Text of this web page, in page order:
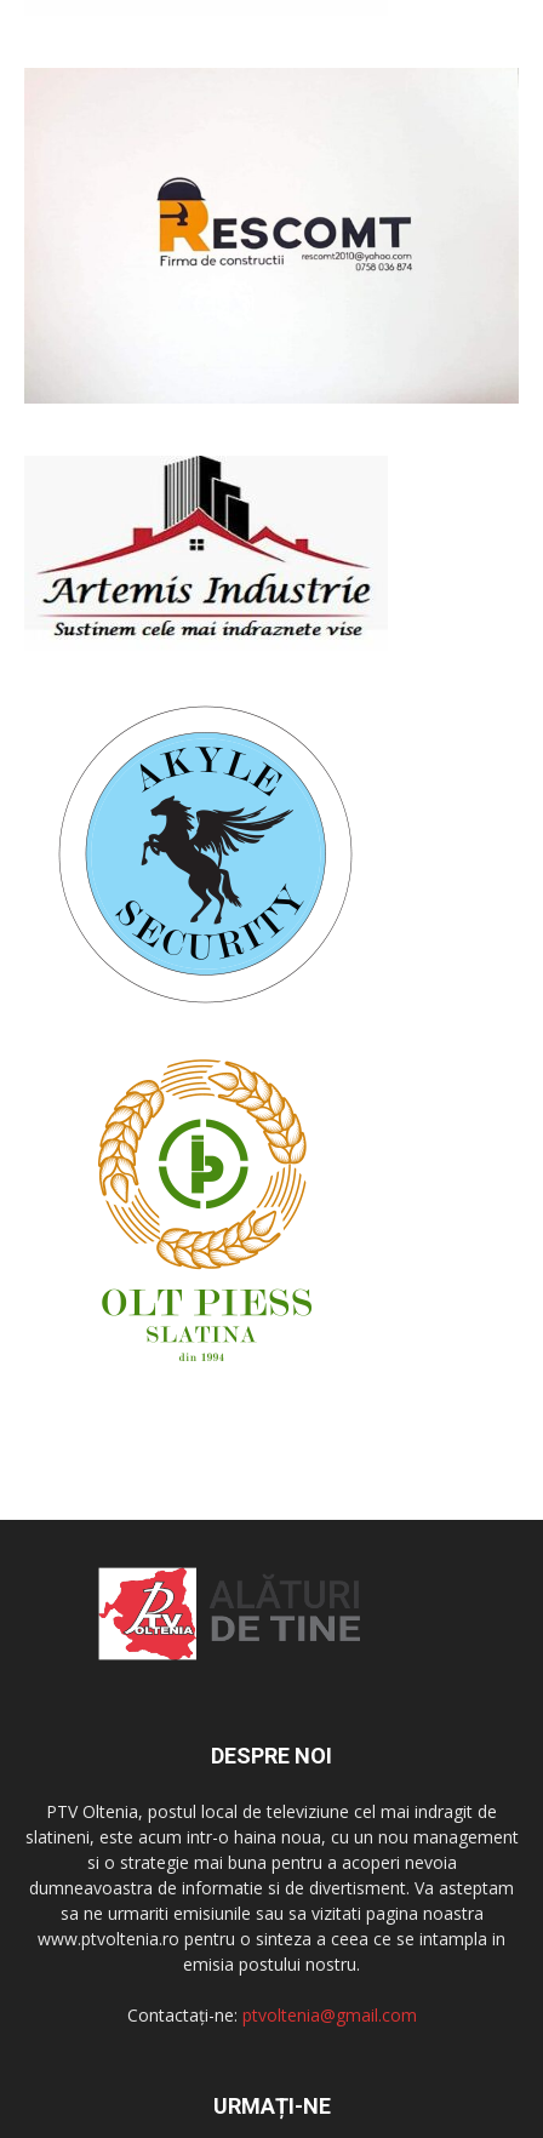
DESPRE NOI
PTV Oltenia, postul local de televiziune cel mai indragit de
slatineni, este acum intr-o haina noua, cu un nou management
si o strategie mai buna pentru a acoperi nevoia
dumneavoastra de informatie si de divertisment. Va asteptam
sa ne urmariti emisiunile sau sa vizitati pagina noastra
www.ptvoltenia.ro pentru o sinteza a ceea ce se intampla in
emisia postului nostru.
Contactați-ne: ptvoltenia@gmail.com
URMAȚI-NE